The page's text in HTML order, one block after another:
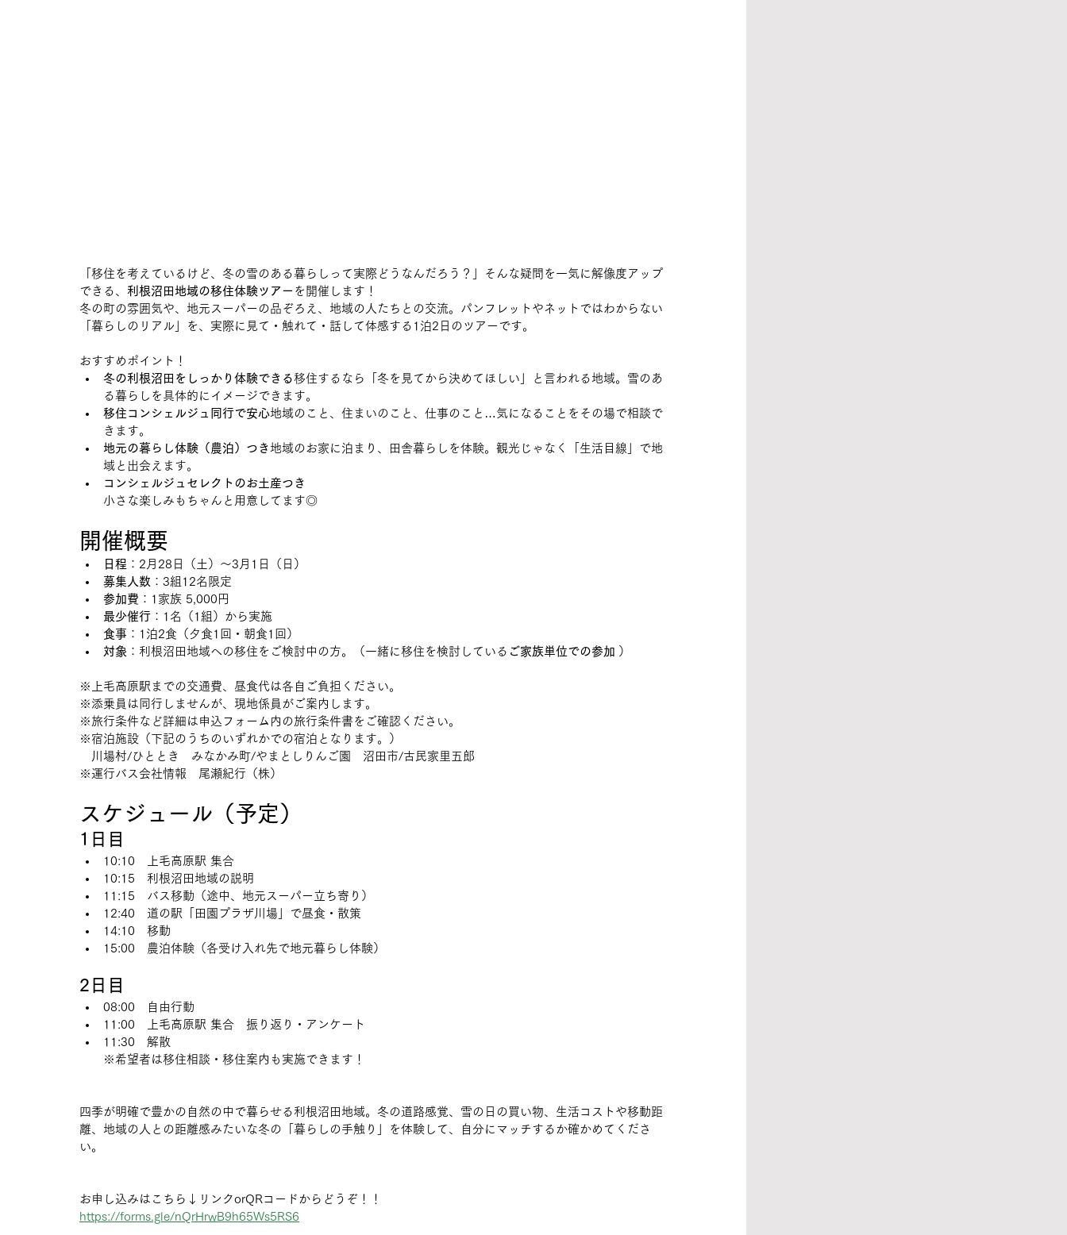
「移住を考えているけど、冬の雪のある暮らしって実際どうなんだろう？」そんな疑問を一気に解像度アップ
できる、 利根沼田地域の移住体験ツアー を開催します！
冬の町の雰囲気や、地元スーパーの品ぞろえ、地域の人たちとの交流。パンフレットやネットではわからない
「暮らしのリアル」を、実際に見て・触れて・話して体感する1泊2日のツアーです。
おすすめポイント！
冬の利根沼田をしっかり体験できる移住するなら「冬を見てから決めてほしい」と言われる地域。雪のあ
る暮らしを具体的にイメージできます。
移住コンシェルジュ同行で安心地域のこと、住まいのこと、仕事のこと…気になることをその場で相談で
きます。
地元の暮らし体験（農泊）つき 地域のお家に泊まり、田舎暮らしを体験。観光じゃなく「生活目線」で地
域と出会えます。
コンシェルジュセレクトのお土産つき
小さな楽しみもちゃんと用意してます◎
開催概要
日程 ：2月28日（土）〜3月1日（日）
募集人数 ：3組12名限定
参加費 ：1家族 5,000円
最少催行 ：1名（1組）から実施
食事 ：1泊2食（夕食1回・朝食1回）
対象 ：利根沼田地域への移住をご検討中の方。（一緒に移住を検討している ご家族単位での参加 ）
※上毛高原駅までの交通費、昼食代は各自ご負担ください。
※添乗員は同行しませんが、現地係員がご案内します。
※旅行条件など詳細は申込フォーム内の旅行条件書をご確認ください。
※宿泊施設（下記のうちのいずれかでの宿泊となります。）
川場村/ひととき　みなかみ町/やまとしりんご園　沼田市/古民家里五郎
※運行バス会社情報　尾瀬紀行（株）
スケジュール（予定）
1日目
10:10　上毛高原駅 集合
10:15　利根沼田地域の説明
11:15　バス移動（途中、地元スーパー立ち寄り）
12:40　道の駅「田園プラザ川場」で昼食・散策
14:10　移動
15:00　農泊体験（各受け入れ先で地元暮らし体験）
2日目
08:00　自由行動
11:00　上毛高原駅 集合　振り返り・アンケート
11:30　解散
※希望者は移住相談・移住案内も実施できます！
四季が明確で豊かの自然の中で暮らせる利根沼田地域。冬の道路感覚、雪の日の買い物、生活コストや移動距
離、地域の人との距離感みたいな冬の「暮らしの手触り」を体験して、自分にマッチするか確かめてくださ
い。
お申し込みはこちら↓リンクorQRコードからどうぞ！！
https://forms.gle/nQrHrwB9h65Ws5RS6